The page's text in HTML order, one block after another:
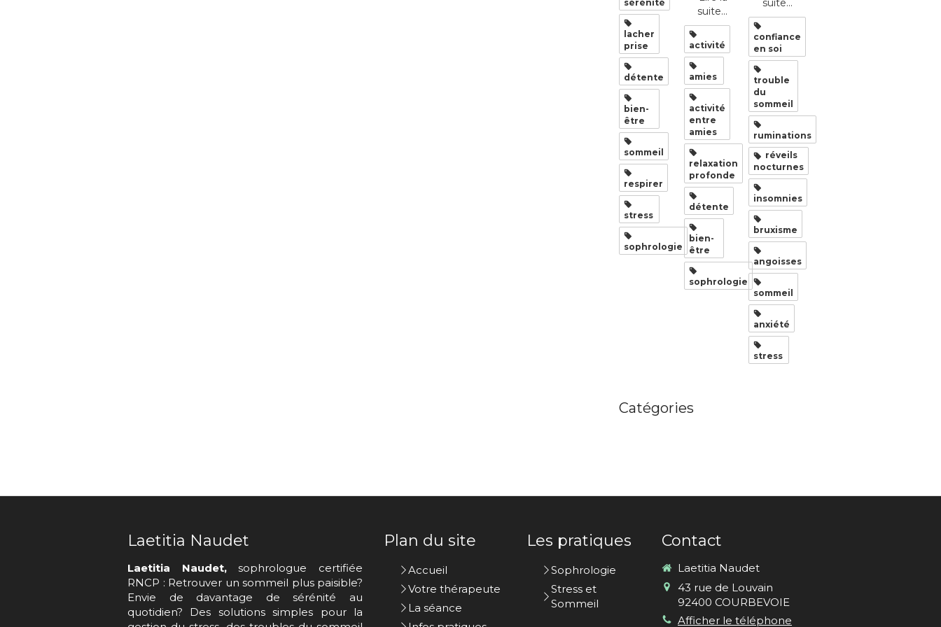
sérénité
lacher
prise
détente
bien-
être
sommeil
respirer
stress
sophrologie
suite...
activité
amies
activité
entre
amies
relaxation
profonde
détente
bien-
être
sophrologie
suite...
confiance
en soi
trouble
du
sommeil
ruminations
réveils
nocturnes
insomnies
bruxisme
angoisses
sommeil
anxiété
stress
Catégories
Laetitia Naudet
Laetitia Naudet,sophrologue certifiée
RNCP : Retrouver un sommeil plus paisible?
Envie de davantage de sérénité au
quotidien? Des solutions simples pour la
Plan du site
Accueil
Votre thérapeute
La séance
Les pratiques
Sophrologie
Stress et
Sommeil
Contact
Laetitia Naudet
43 rue de Louvain
92400 COURBEVOIE
Afficher le téléphone